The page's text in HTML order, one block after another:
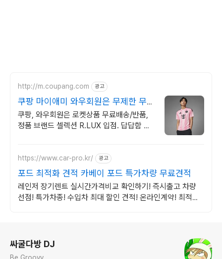
http://m.coupang.com 광고
쿠팡 마이애미 와우회원은 무제한 무료
배송
쿠팡, 와우회원은 로켓상품 무료배송/반품,
정품 브랜드 셀렉션 R.LUX 입점. 답답함 없
https://www.car-pro.kr/ 광고
포드 최적화 견적 카베이 포드 특가차량 무료견적
레인저 장기렌트 실시간가격비교 확인하기! 즉시출고 차량
선점! 특가차종! 수입차 최대 할인 견적! 온라인계약! 최적가
싸굴다방 DJ
Be Groovy